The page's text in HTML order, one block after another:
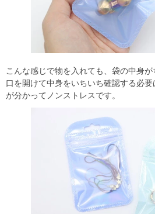
こんな感じで物を入れても、袋の中身
口を開けて中身をいちいち確認する必
が分かってノンストレスです。